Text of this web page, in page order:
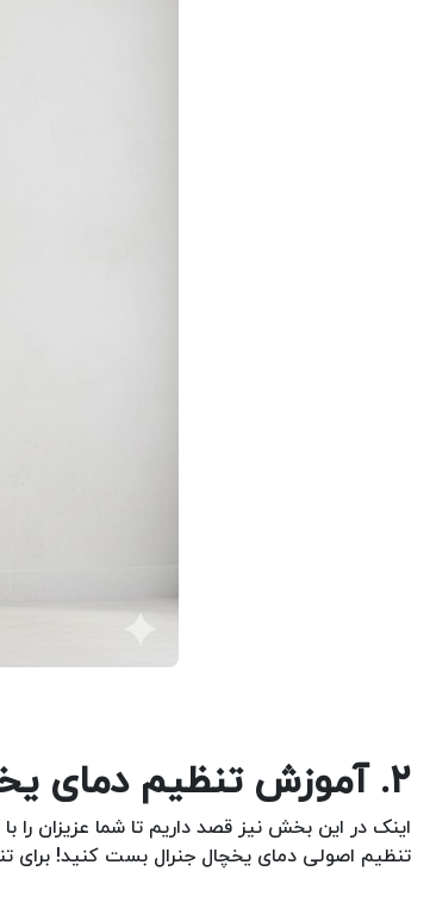
۲. آموزش تنظیم دمای یخچال جنرال بست به صورت گام به گام
اینک در این بخش نیز قصد داریم تا شما عزیزان را
تنظیم اصولی دمای یخچال جنرال بست کنید! برای